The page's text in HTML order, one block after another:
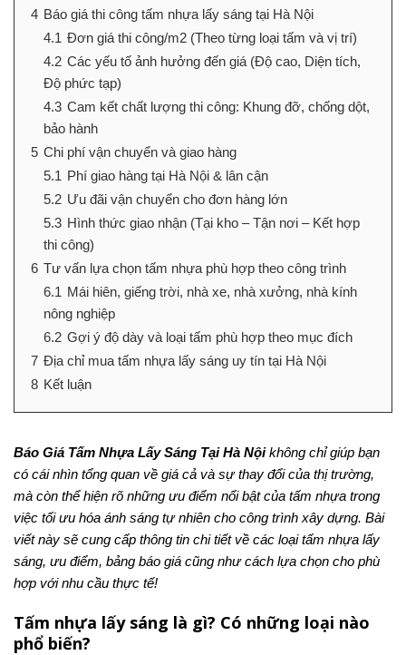
4 Báo giá thi công tấm nhựa lấy sáng tại Hà Nội
4.1 Đơn giá thi công/m2 (Theo từng loại tấm và vị trí)
4.2 Các yếu tố ảnh hưởng đến giá (Độ cao, Diện tích,
Độ phức tạp)
4.3 Cam kết chất lượng thi công: Khung đỡ, chống dột,
bảo hành
5 Chi phí vận chuyển và giao hàng
5.1 Phí giao hàng tại Hà Nội & lân cận
5.2 Ưu đãi vận chuyển cho đơn hàng lớn
5.3 Hình thức giao nhận (Tại kho – Tận nơi – Kết hợp
thi công)
6 Tư vấn lựa chọn tấm nhựa phù hợp theo công trình
6.1 Mái hiên, giếng trời, nhà xe, nhà xưởng, nhà kính
nông nghiệp
6.2 Gợi ý độ dày và loại tấm phù hợp theo mục đích
7 Địa chỉ mua tấm nhựa lấy sáng uy tín tại Hà Nội
8 Kết luận
Báo Giá Tấm Nhựa Lấy Sáng Tại Hà Nộikhông chỉ giúp bạn
có cái nhìn tổng quan về giá cả và sự thay đổi của thị trường,
mà còn thể hiện rõ những ưu điểm nổi bật của tấm nhựa trong
việc tối ưu hóa ánh sáng tự nhiên cho công trình xây dựng. Bài
viết này sẽ cung cấp thông tin chi tiết về các loại tấm nhựa lấy
sáng, ưu điểm, bảng báo giá cũng như cách lựa chọn cho phù
hợp với nhu cầu thực tế!
Tấm nhựa lấy sáng là gì? Có những loại nào
phổ biến?